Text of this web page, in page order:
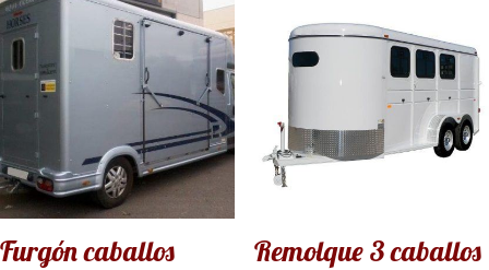
Furgón caballos Remolque 3 caballos